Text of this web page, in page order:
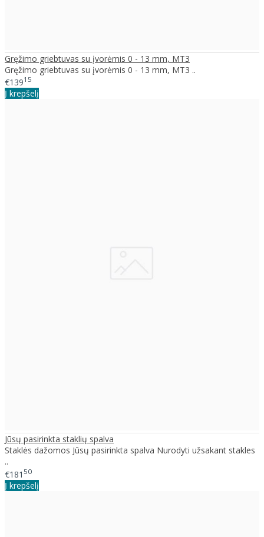
Gręžimo griebtuvas su įvorėmis 0 - 13 mm, MT3
Gręžimo griebtuvas su įvorėmis 0 - 13 mm, MT3 ..
€13915
Į krepšelį
Jūsų pasirinkta staklių spalva
Staklės dažomos Jūsų pasirinkta spalva Nurodyti užsakant stakles
..
€181 50
Į krepšelį